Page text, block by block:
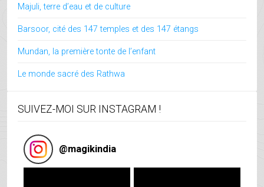
Majuli, terre d’eau et de culture
Barsoor, cité des 147 temples et des 147 étangs
Mundan, la première tonte de l’enfant
Le monde sacré des Rathwa
SUIVEZ-MOI SUR INSTAGRAM !
@magikindia